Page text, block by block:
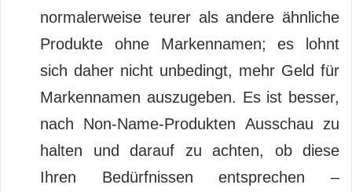
normalerweise teurer als andere ähnliche
Produkte ohne Markennamen; es lohnt
sich daher nicht unbedingt, mehr Geld für
Markennamen auszugeben. Es ist besser,
nach Non-Name-Produkten Ausschau zu
halten und darauf zu achten, ob diese
Ihren Bedürfnissen entsprechen –